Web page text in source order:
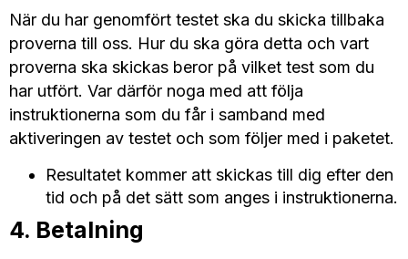
När du har genomfört testet ska du skicka tillbaka
proverna till oss. Hur du ska göra detta och vart
proverna ska skickas beror på vilket test som du
har utfört. Var därför noga med att följa
instruktionerna som du får i samband med
aktiveringen av testet och som följer med i paketet.
Resultatet kommer att skickas till dig efter den
tid och på det sätt som anges i instruktionerna.
4. Betalning